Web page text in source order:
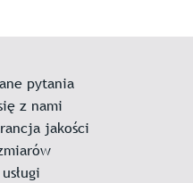
pytania
z nami
jakości